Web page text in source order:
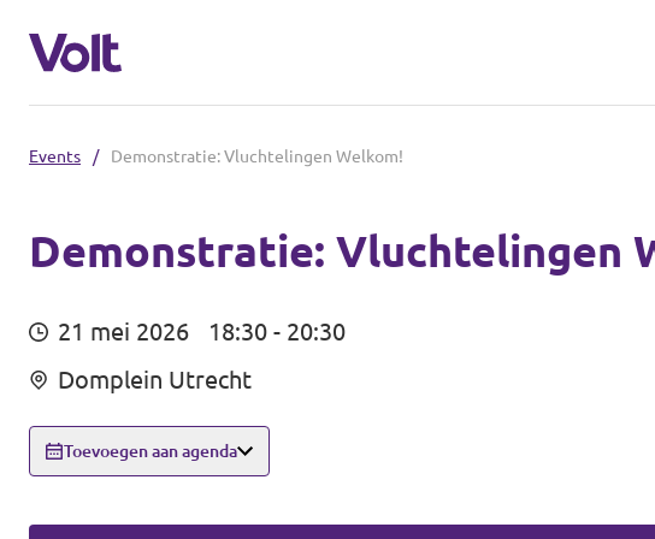
Mensen
Events / Demonstratie: Vluchtelingen Welkom!
Demonstratie: Vluchtelingen
21 mei 2026
18:30 - 20:30
Domplein Utrecht
Toevoegen aan agenda